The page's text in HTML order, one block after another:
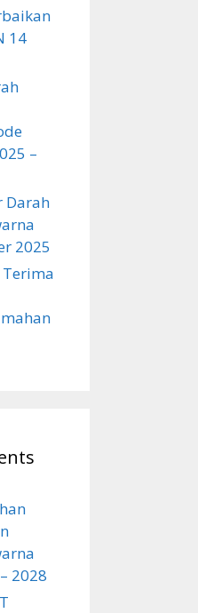
14
–
Darah
2025
Terima
2028